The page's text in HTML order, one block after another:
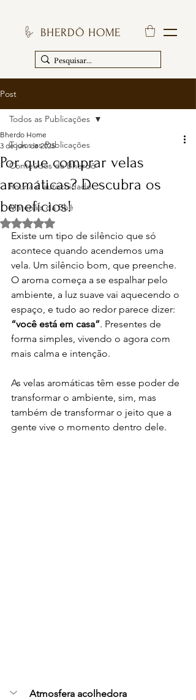
BHERDÔ HOME
Post
Todos as Publicações
Conteúdos da Bherdô
Rotina e autocuidado
Materiais da Bhê
Todos as Publicações
Por que comprar velas
aromáticas? Descubra os
benefícios!
Bherdo Home
3 de jun. de 2025
Avaliado com NaN de 5 estrelas.
Existe um tipo de silêncio que só
acontece quando acendemos uma
vela. Um silêncio bom, que preenche.
O aroma começa a se espalhar pelo
ambiente, a luz suave vai aquecendo o
espaço, e tudo ao redor parece dizer:
“você está em casa”. Presentes de
forma simples, vivendo o agora com
mais calma e intenção.
As velas aromáticas têm esse poder de
transformar o ambiente, sim, mas
também de transformar o jeito que a
gente vive o momento dentro dele.
Atmosfera acolhedora